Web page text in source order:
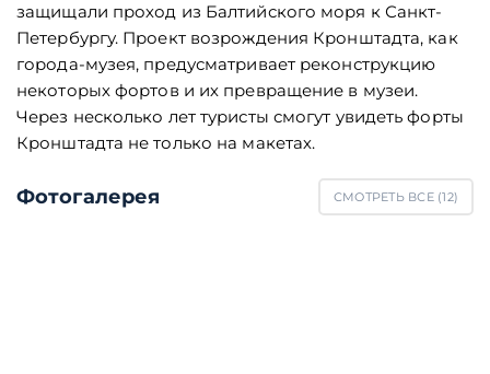
защищали проход из Балтийского моря к Санкт-
Петербургу. Проект возрождения Кронштадта, как
города-музея, предусматривает реконструкцию
некоторых фортов и их превращение в музеи.
Через несколько лет туристы смогут увидеть форты
Кронштадта не только на макетах.
Фотогалерея СМОТРЕТЬ ВСЕ (12)